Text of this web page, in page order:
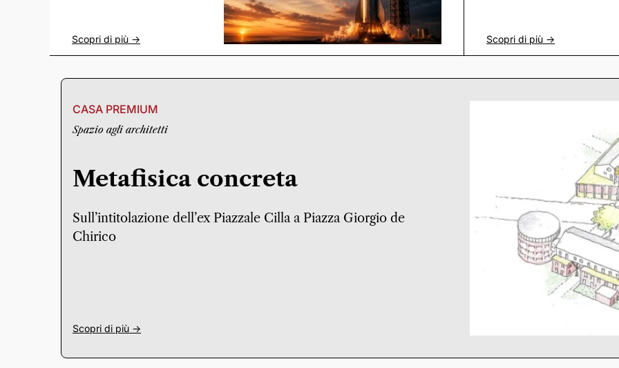
Scopri di più -> Scopri di più ->
CASA PREMIUM
Spazio agli architetti
Metafisica concreta
Sull’intitolazione dell’ex Piazzale Cilla a Piazza Giorgio de
Chirico
Scopri di più ->